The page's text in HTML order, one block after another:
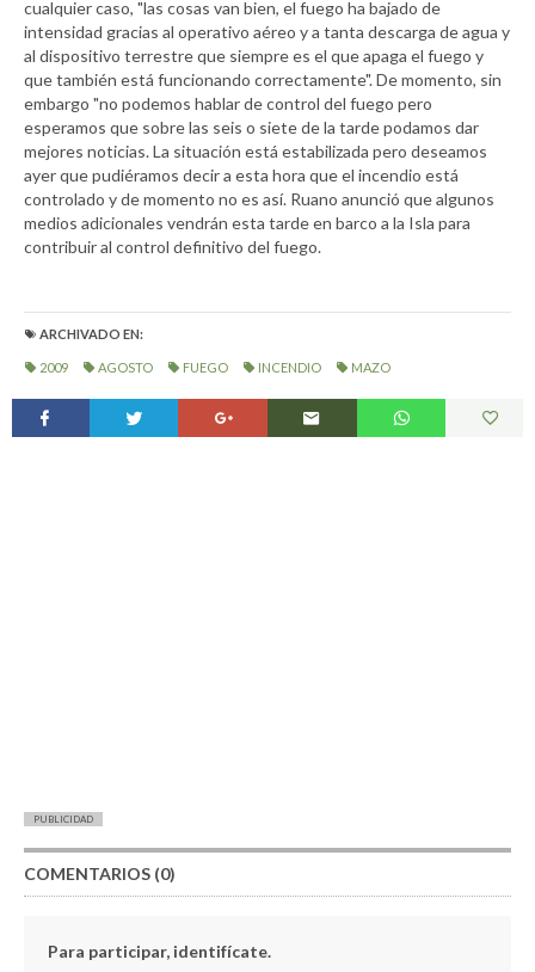
cualquier caso, "las cosas van bien, el fuego ha bajado de
intensidad gracias al operativo aéreo y a tanta descarga de agua y
al dispositivo terrestre que siempre es el que apaga el fuego y
que también está funcionando correctamente". De momento, sin
embargo "no podemos hablar de control del fuego pero
esperamos que sobre las seis o siete de la tarde podamos dar
mejores noticias. La situación está estabilizada pero deseamos
ayer que pudiéramos decir a esta hora que el incendio está
controlado y de momento no es así. Ruano anunció que algunos
medios adicionales vendrán esta tarde en barco a la Isla para
contribuir al control definitivo del fuego.
ARCHIVADO EN:
2009 AGOSTO FUEGO INCENDIO MAZO
PUBLICIDAD
COMENTARIOS (0)
Para participar, identifícate.